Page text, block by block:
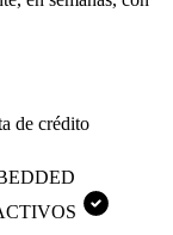
de crédito